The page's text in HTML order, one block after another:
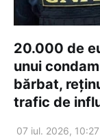
20.000 de
unui
bărbat,
trafic de
07 iul. 2026, 10:27